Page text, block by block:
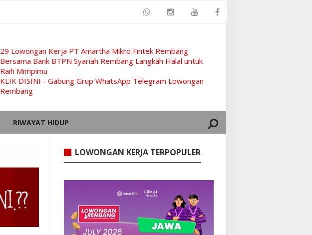
29 Lowongan Kerja PT Amartha Mikro Fintek Rembang
Bersama Bank BTPN Syariah Rembang Langkah Halal untuk
Raih Mimpimu
KLIK DISINI - Gabung Grup WhatsApp Telegram Lowongan
Rembang
RIWAYAT HIDUP
LOWONGAN KERJA TERPOPULER